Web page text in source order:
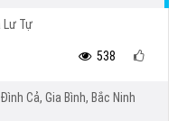
Lư Tự
538
Cả, Gia Bình, Bắc Ninh